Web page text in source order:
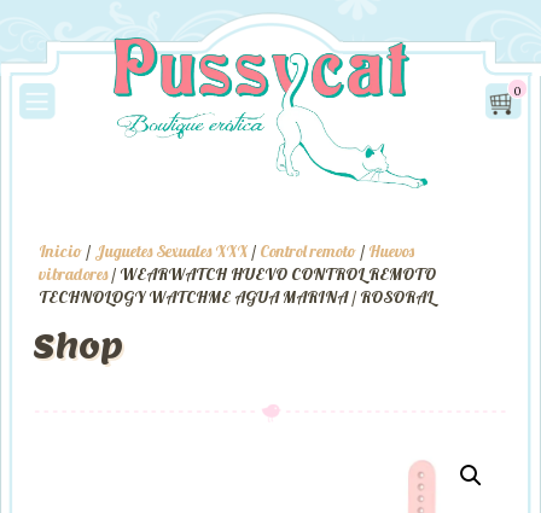
0
Inicio / Juguetes Sexuales XXX / Control remoto / Huevos
vibradores/ WEARWATCH HUEVO CONTROL REMOTO
TECHNOLOGY WATCHME AGUA MARINA / ROSORAL
Shop